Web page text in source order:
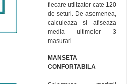
fiecare utilizator cate 120
de seturi. De asemenea,
calculeaza si afiseaza
media ultimelor 3
masurari.
MANSETA
CONFORTABILA